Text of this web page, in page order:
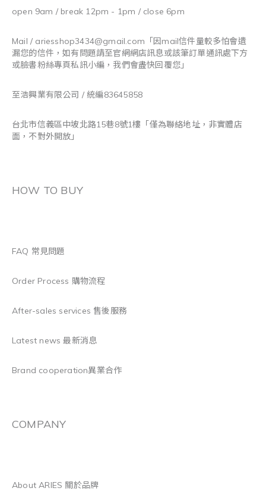
open 9am / break 12pm - 1pm / close 6pm
Mail / ariesshop3434@gmail.com 「因mail信件量較多怕會遺
漏您的信件，如有問題請至官網網店訊息或該筆訂單通訊處下方
或臉書粉絲專頁私訊小編，我們會盡快回覆您」
至浩興業有限公司 / 統編83645858
台北市信義區中坡北路15巷8號1樓「僅為聯絡地址，非實體店
面，不對外開放」
HOW TO BUY
FAQ 常見問題
Order Process 購物流程
After-sales services 售後服務
Latest news 最新消息
Brand cooperation異業合作
COMPANY
About ARIES 關於品牌